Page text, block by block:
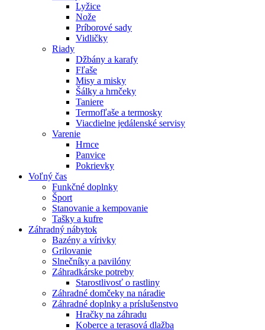
Lyžice
Nože
Príborové sady
Vidličky
Riady
Džbány a karafy
Fľaše
Misy a misky
Šálky a hrnčeky
Taniere
Termofľaše a termosky
Viacdielne jedálenské servisy
Varenie
Hrnce
Panvice
Pokrievky
Voľný čas
Funkčné doplnky
Šport
Stanovanie a kempovanie
Tašky a kufre
Záhradný nábytok
Bazény a vírivky
Grilovanie
Slnečníky a pavilóny
Záhradkárske potreby
Starostlivosť o rastliny
Záhradné domčeky na náradie
Záhradné doplnky a príslušenstvo
Hračky na záhradu
Koberce a terasová dlažba